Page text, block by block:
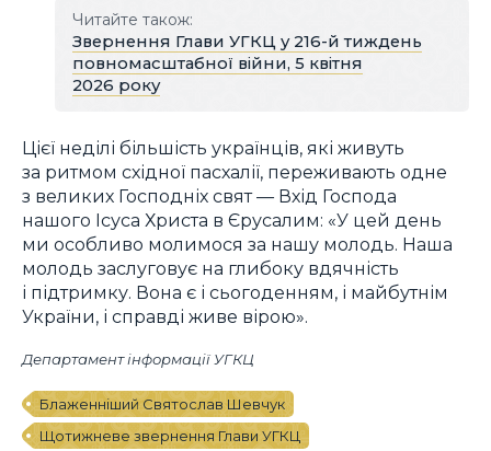
Читайте також:
Звернення Глави УГКЦ у 216-й тиждень
повномасштабної війни, 5 квітня
2026 року
Цієї неділі більшість українців, які живуть
за ритмом східної пасхалії, переживають одне
з великих Господніх свят — Вхід Господа
нашого Ісуса Христа в Єрусалим: «У цей день
ми особливо молимося за нашу молодь. Наша
молодь заслуговує на глибоку вдячність
і підтримку. Вона є і сьогоденням, і майбутнім
України, і справді живе вірою».
Департамент інформації УГКЦ
Блаженніший Святослав Шевчук
Щотижневе звернення Глави УГКЦ